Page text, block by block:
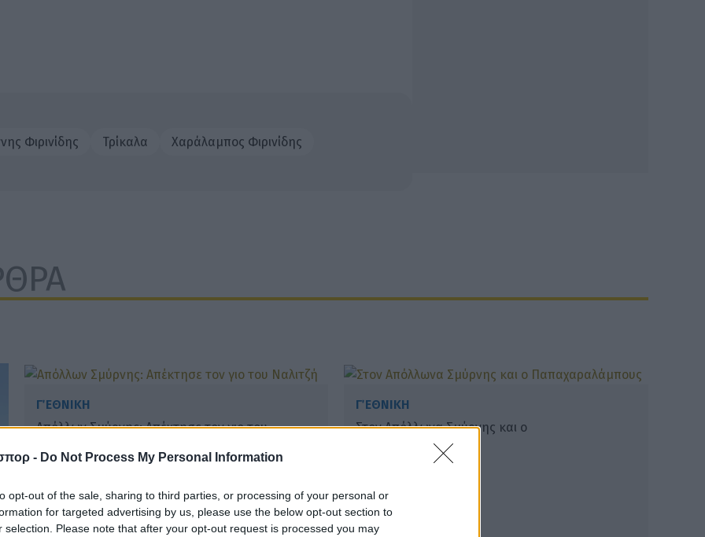
- Do Not Process My Personal Information
opt-out of the sale, sharing to third parties, or processing of your personal or
for targeted advertising by us, please use the below opt-out section to
selection. Please note that after your opt-out request is processed you may
Φιρινίδης Τρίκαλα Χαράλαμπος Φιρινίδης
Γ΄ ΕΘΝΙΚΗ
Απόλλων Σμύρνης: Απέκτησε τον γιο του
Γ΄ ΕΘΝΙΚΗ
Στον Απόλλωνα Σμύρνης και ο
Παπαχαραλάμπους